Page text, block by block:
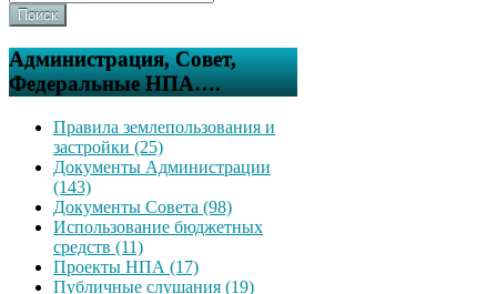
Поиск
Администрация, Совет,
Федеральные НПА….
Правила землепользования и
застройки (25)
Документы Администрации
(143)
Документы Совета (98)
Использование бюджетных
средств (11)
Проекты НПА (17)
Публичные слушания (19)